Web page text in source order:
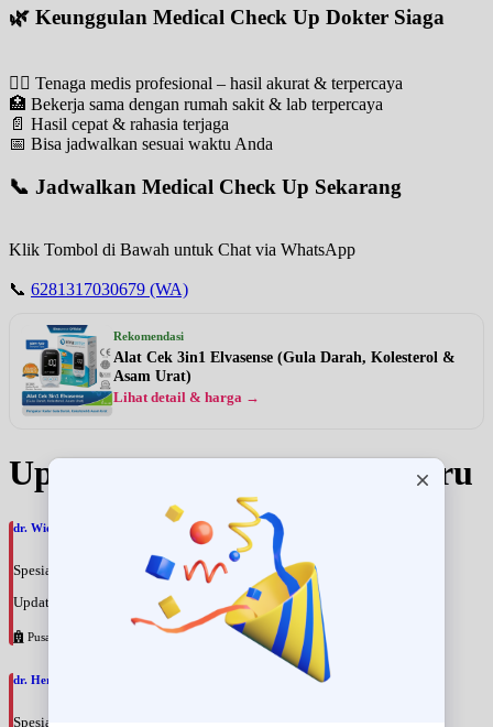
🌿 Keunggulan Medical Check Up Dokter Siaga
🧑‍⚕️ Tenaga medis profesional – hasil akurat & terpercaya
🏥 Bekerja sama dengan rumah sakit & lab terpercaya
📄 Hasil cepat & rahasia terjaga
📅 Bisa jadwalkan sesuai waktu Anda
📞 Jadwalkan Medical Check Up Sekarang
Klik Tombol di Bawah untuk Chat via WhatsApp
📞 6281317030679 (WA)
Rekomendasi
Alat Cek 3in1 Elvasense (Gula Darah, Kolesterol &
Asam Urat)
Lihat detail & harga →
Update Jadwal Dokter terbaru
dr. Widi Budianto, SpPDKHOM
Spesialis: Penyakit Dalam
Update terakhir: 2026-08-09 16:59:50
Pusat Pertamina
dr. Hery Emria, SpPDKGH
Spesialis: Penyakit Dalam